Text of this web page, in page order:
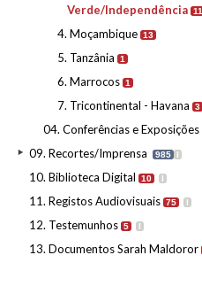
Verde/Independência 11
4. Moçambique 13
5. Tanzânia 1
6. Marrocos 1
7. Tricontinental - Havana 3
04. Conferências e Exposições
09. Recortes/Imprensa 985 I
10. Biblioteca Digital 10 I
11. Registos Audiovisuais 75 I
12. Testemunhos 5 I
13. Documentos Sarah Maldoror